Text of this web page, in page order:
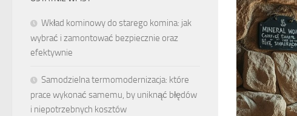
Wkład kominowy do starego komina: jak
wybrać i zamontować bezpiecznie oraz
efektywnie
Samodzielna termomodernizacja: które
prace wykonać samemu, by uniknąć błędów
i niepotrzebnych kosztów